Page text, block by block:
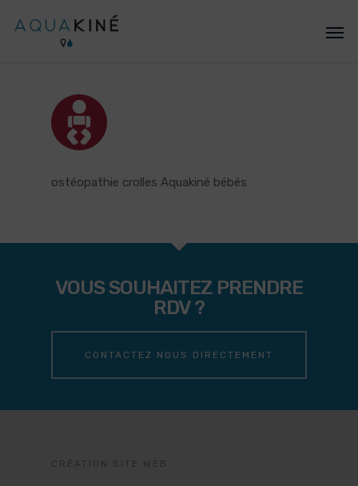
ostéopathie crolles Aquakiné bébés
VOUS SOUHAITEZ PRENDRE
RDV ?
CONTACTEZ NOUS DIRECTEMENT
CRÉATION SITE WEB :